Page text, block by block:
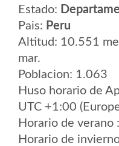
Estado:
Pais: Peru
Altitud: 10.551
mar.
Poblacion: 1.063
Huso horario de
UTC +1:00
Horario de verano
Horario de